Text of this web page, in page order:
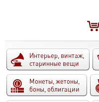
Интерьер, винтаж,
старинные вещи
Монеты, жетоны,
боны, облигации